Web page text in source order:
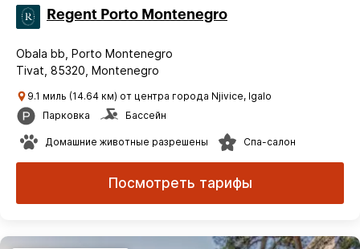
Regent Porto Montenegro
Obala bb, Porto Montenegro
Tivat, 85320, Montenegro
9.1 миль (14.64 км) от центра города Njivice, Igalo
Парковка
Бассейн
Домашние животные разрешены Спа-салон
Посмотреть тарифы